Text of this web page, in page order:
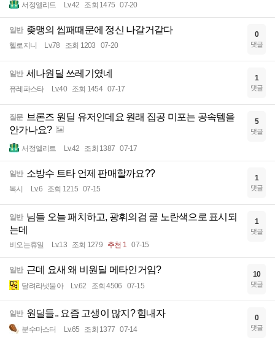
서정엘리트 Lv.42 조회 1475 07-20
일반 좆맹의 씹패때문에 정신 나갈거같다
헬로지니 Lv.78 조회 1203 07-20
0
댓글
일반 세나원딜 쓰레기였네
퓨레파스타 Lv.40 조회 1454 07-17
1
댓글
질문
브론즈 원딜 유저인데요 원래 집공 미포는 공속템을
안가나요?
서정엘리트 Lv.42 조회 1387 07-17
5
댓글
일반 소방수 트타 언제 판매할까요??
복시 Lv.6 조회 1215 07-15
1
댓글
일반 님들 오늘 패치하고, 광휘의검 쿨 노란색으로 표시되
는데
비오는휴일 Lv.13 조회 1279 추천 1 07-15
1
댓글
일반 근데 요새 왜 비원딜 메타인거임?
달려라냇물아 Lv.62 조회 4506 07-15
10
댓글
일반 원딜들.. 요즘 고생이 많지? 힘내자
분수마스터 Lv.65 조회 1377 07-14
0
댓글